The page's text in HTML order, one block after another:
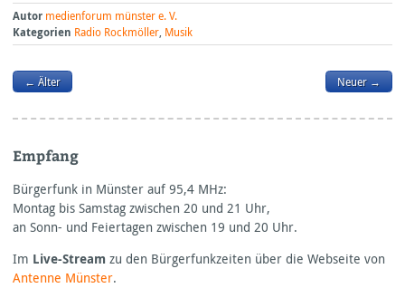
Autor medienforum münster e. V.
Kategorien Radio Rockmöller, Musik
← Älter Neuer →
Empfang
Bürgerfunk in Münster auf 95,4 MHz:
Montag bis Samstag zwischen 20 und 21 Uhr,
an Sonn- und Feiertagen zwischen 19 und 20 Uhr.
Im Live-Stream zu den Bürgerfunkzeiten über die Webseite von
Antenne Münster.